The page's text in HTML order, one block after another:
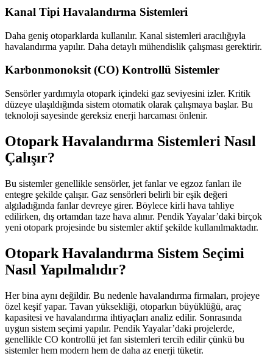
Kanal Tipi Havalandırma Sistemleri
Daha geniş otoparklarda kullanılır. Kanal sistemleri aracılığıyla
havalandırma yapılır. Daha detaylı mühendislik çalışması gerektirir.
Karbonmonoksit (CO) Kontrollü Sistemler
Sensörler yardımıyla otopark içindeki gaz seviyesini izler. Kritik
düzeye ulaşıldığında sistem otomatik olarak çalışmaya başlar. Bu
teknoloji sayesinde gereksiz enerji harcaması önlenir.
Otopark Havalandırma Sistemleri Nasıl
Çalışır?
Bu sistemler genellikle sensörler, jet fanlar ve egzoz fanları ile
entegre şekilde çalışır. Gaz sensörleri belirli bir eşik değeri
algıladığında fanlar devreye girer. Böylece kirli hava tahliye
edilirken, dış ortamdan taze hava alınır. Pendik Yayalar’daki birçok
yeni otopark projesinde bu sistemler aktif şekilde kullanılmaktadır.
Otopark Havalandırma Sistem Seçimi
Nasıl Yapılmalıdır?
Her bina aynı değildir. Bu nedenle havalandırma firmaları, projeye
özel keşif yapar. Tavan yüksekliği, otoparkın büyüklüğü, araç
kapasitesi ve havalandırma ihtiyaçları analiz edilir. Sonrasında
uygun sistem seçimi yapılır. Pendik Yayalar’daki projelerde,
genellikle CO kontrollü jet fan sistemleri tercih edilir çünkü bu
sistemler hem modern hem de daha az enerji tüketir.